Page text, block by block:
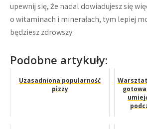
upewnij się, że nadal dowiadujesz się
o witaminach i minerałach, tym lepiej
będziesz zdrowszy.
Podobne artykuły:
Uzasadniona popularność
pizzy